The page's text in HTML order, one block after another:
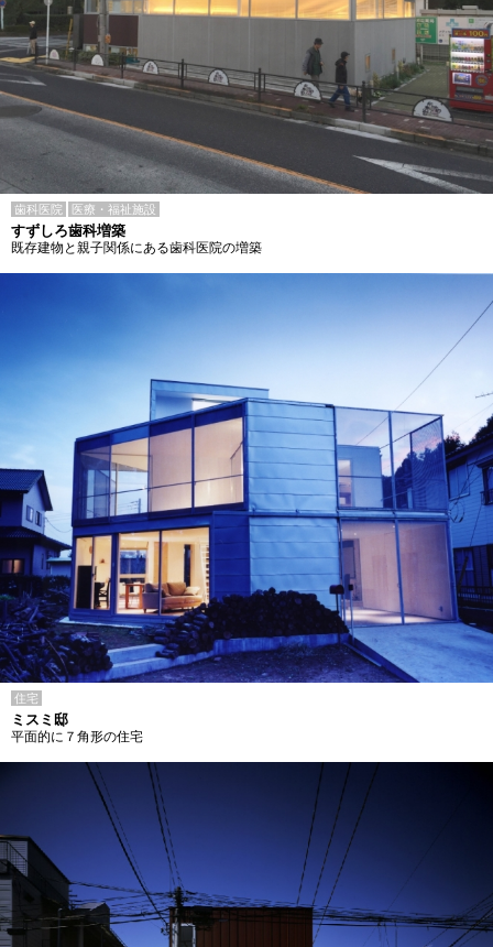
歯科医院 医療・福祉施設
すずしろ歯科増築
既存建物と親子関係にある歯科医院の増築
住宅
ミスミ邸
平面的に７角形の住宅